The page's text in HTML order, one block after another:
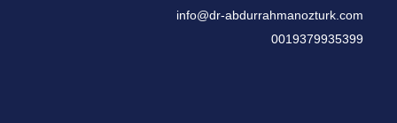
info@dr-abdurrahmanozturk.com
0019379935399